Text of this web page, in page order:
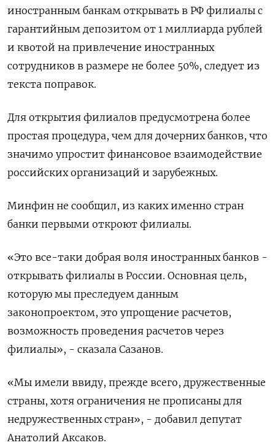
иностранным банкам открывать в РФ филиалы с
гарантийным депозитом от 1 миллиарда рублей
и квотой на привлечение иностранных
сотрудников в размере не более 50%, следует из
текста поправок.
Для открытия филиалов предусмотрена более
простая процедура, чем для дочерних банков, что
значимо упростит финансовое взаимодействие
российских организаций и зарубежных.
Минфин не сообщил, из каких именно стран
банки первыми откроют филиалы.
«Это все-таки добрая воля иностранных банков -
открывать филиалы в России. Основная цель,
которую мы преследуем данным
законопроектом, это упрощение расчетов,
возможность проведения расчетов через
филиалы», - сказала Сазанов.
«Мы имели ввиду, прежде всего, дружественные
страны, хотя ограничения не прописаны для
недружественных стран», - добавил депутат
Анатолий Аксаков.